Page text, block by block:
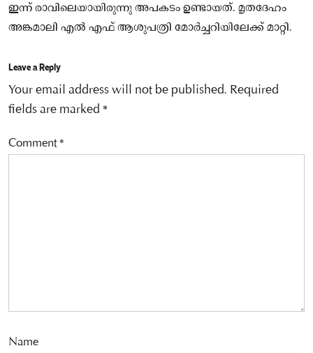
ഇന്ന് രാവിലെയായിരുന്നു അപകടം ഉണ്ടായത്. മൃതദേഹം
അങ്കമാലി എല്‍ എഫ് ആശുപത്രി മോർച്ചറിയിലേക്ക് മാറ്റി.
Leave a Reply
Your email address will not be published. Required
fields are marked *
Comment*
Name